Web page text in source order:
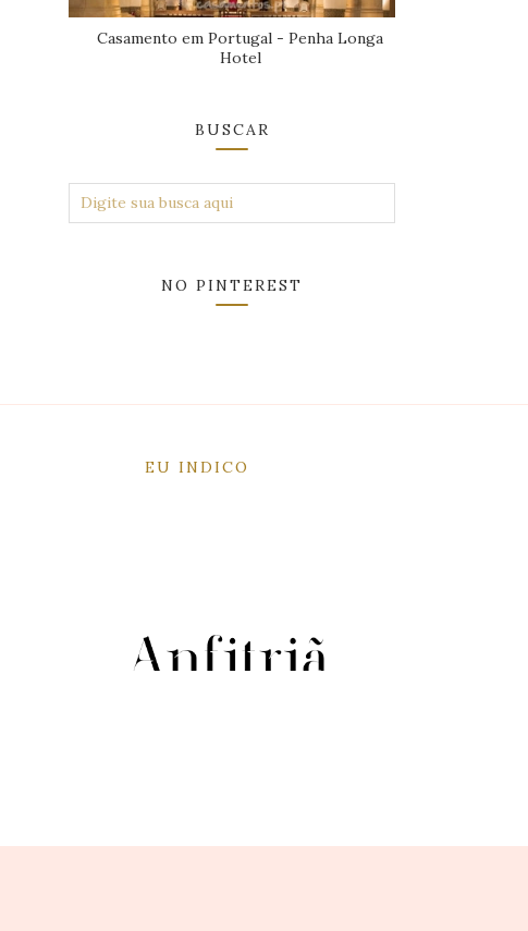
Casamento em Portugal - Penha Longa
Hotel
BUSCAR
NO PINTEREST
EU INDICO